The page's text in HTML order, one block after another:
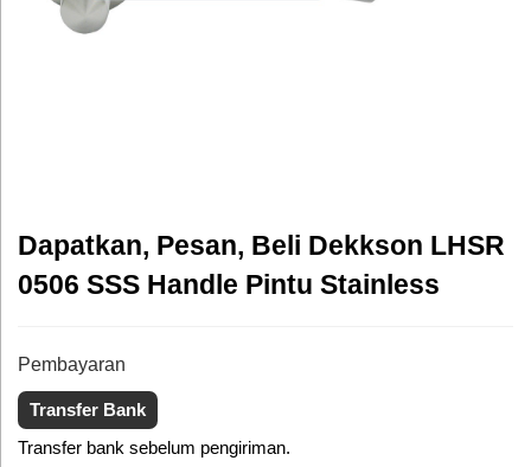
Dapatkan, Pesan, Beli Dekkson LHSR
0506 SSS Handle Pintu Stainless
Pembayaran
Transfer Bank
Transfer bank sebelum pengiriman.